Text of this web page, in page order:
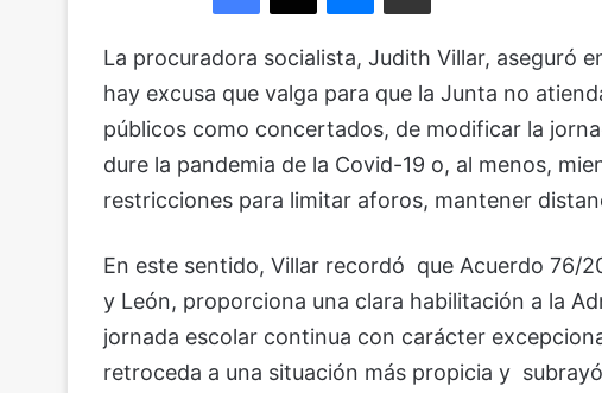
La procuradora socialista, Judith Villar, aseguró
hay excusa que valga para que la Junta no
públicos como concertados, de modificar la
dure la pandemia de la Covid-19 o, al menos,
restricciones para limitar aforos, mantener
En este sentido, Villar recordó que Acuerdo 76/
y León, proporciona una clara habilitación a la
jornada escolar continua con carácter
retroceda a una situación más propicia y